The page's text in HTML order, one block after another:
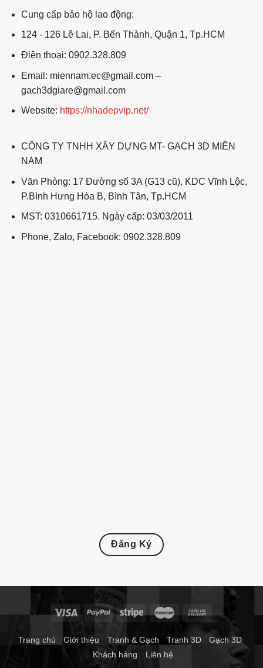
Cung cấp bảo hộ lao động:
124 - 126 Lê Lai, P. Bến Thành, Quận 1, Tp.HCM
Điện thoại: 0902.328.809
Email: miennam.ec@gmail.com –
gach3dgiare@gmail.com
Website: https://nhadepvip.net/
CÔNG TY TNHH XÂY DỰNG MT- GẠCH 3D MIỀN
NAM
Văn Phòng: 17 Đường số 3A (G13 cũ), KDC Vĩnh Lộc,
P.Bình Hưng Hòa B, Bình Tân, Tp.HCM
MST: 0310661715. Ngày cấp: 03/03/2011
Phone, Zalo, Facebook: 0902.328.809
Đăng Ký
Trang chủ Giới thiệu Tranh & Gạch Tranh 3D
Gạch 3D
Khách hàng
Liên hệ